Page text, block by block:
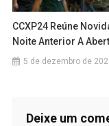
CCXP24 Reúne
Noite Anterior A
5 de dezembro de
Deixe um